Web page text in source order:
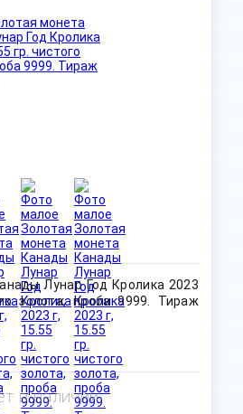
Лунар Год Кролика 2023
золота, проба 9999. Тираж
в наличии